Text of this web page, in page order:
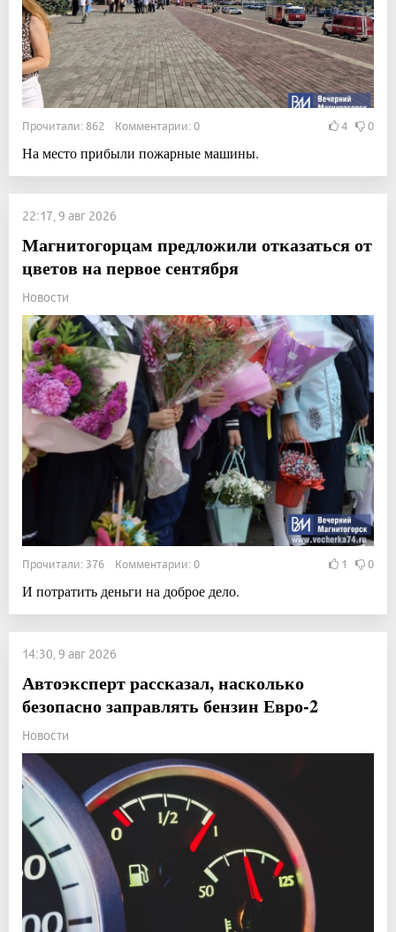
Прочитали: 862 Комментарии: 0 4 0
На место прибыли пожарные машины.
22:17, 9 авг 2026
Магнитогорцам предложили отказаться от
цветов на первое сентября
Новости
Прочитали: 376 Комментарии: 0 1 0
И потратить деньги на доброе дело.
14:30, 9 авг 2026
Автоэксперт рассказал, насколько
безопасно заправлять бензин Евро-2
Новости